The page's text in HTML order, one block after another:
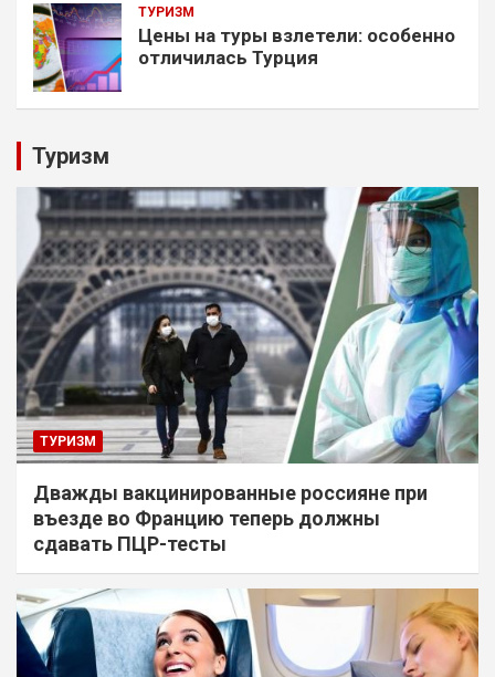
ТУРИЗМ
Цены на туры взлетели: особенно
отличилась Турция
Туризм
ТУРИЗМ
Дважды вакцинированные россияне при
въезде во Францию теперь должны
сдавать ПЦР-тесты